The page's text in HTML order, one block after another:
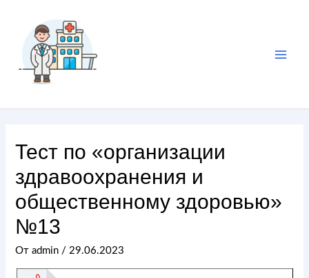
Тест по «организации
здравоохранения и
общественному здоровью»
№13
Отadmin / 29.06.2023